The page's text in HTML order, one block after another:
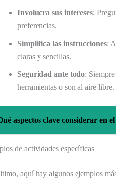
Involucra sus intereses:
preferencias.
Simplifica las instrucciones:
claras y sencillas.
Seguridad ante todo:
herramientas o son al aire libre.
aspectos clave considerar en
de actividades específicas
aquí hay algunos ejemplos